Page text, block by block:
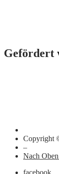
Gefördert
Copyright
–
Nach
facebook